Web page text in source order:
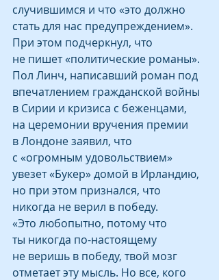
случившимся и что «это должно
стать для нас предупреждением».
При этом подчеркнул, что
не пишет «политические романы».
Пол Линч, написавший роман под
впечатлением гражданской войны
в Сирии и кризиса с беженцами,
на церемонии вручения премии
в Лондоне заявил, что
с «огромным удовольствием»
увезет «Букер» домой в Ирландию,
но при этом признался, что
никогда не верил в победу.
«Это любопытно, потому что
ты никогда по-настоящему
не веришь в победу, твой мозг
отметает эту мысль. Но все, кого